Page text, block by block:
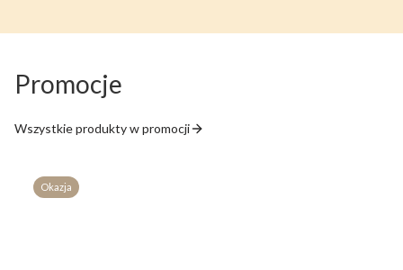
Promocje
Wszystkie produkty w promocji
Okazja